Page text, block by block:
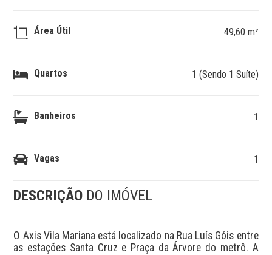
Área Útil 49,60 m²
Quartos 1 (Sendo 1 Suíte)
Banheiros 1
Vagas 1
DESCRIÇÃO DO IMÓVEL
O Axis Vila Mariana está localizado na Rua Luís Góis entre
as estações Santa Cruz e Praça da Árvore do metrô. A